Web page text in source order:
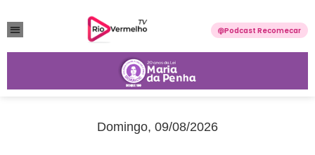
Podcast Recomecar
Domingo, 09/08/2026